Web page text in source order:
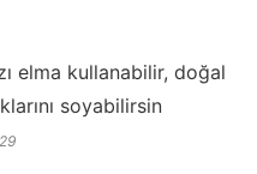
elma kullanabilir, doğal
soyabilirsin